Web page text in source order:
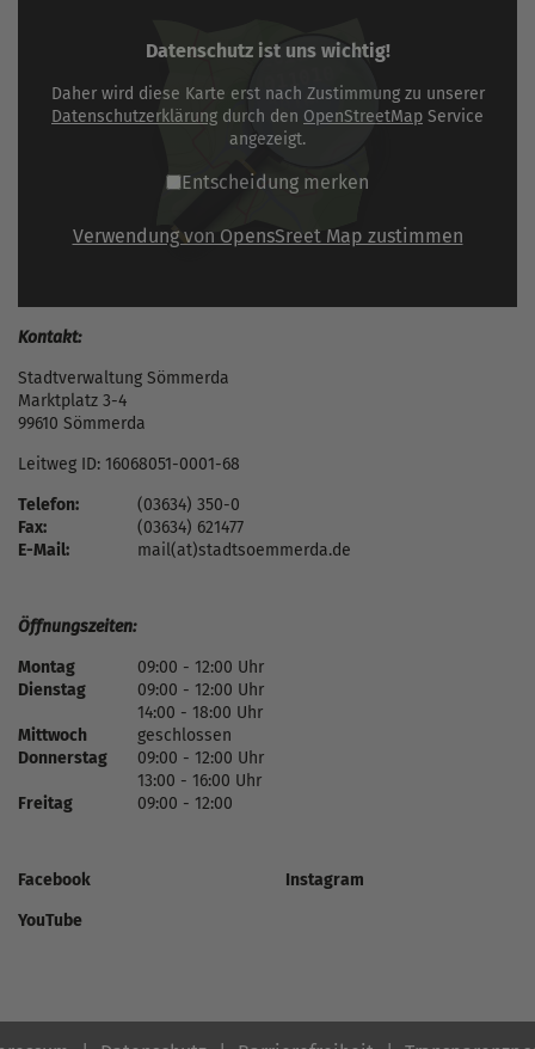
Datenschutz ist uns wichtig!
Daher wird diese Karte erst nach Zustimmung zu unserer
Datenschutzerklärung durch den OpenStreetMap Service
angezeigt.
Entscheidung merken
Verwendung von OpensSreet Map zustimmen
Kontakt:
Stadtverwaltung Sömmerda
Marktplatz 3-4
99610 Sömmerda
Leitweg ID: 16068051-0001-68
Telefon:
(03634) 350-0
Fax:
(03634) 621477
E-Mail:
mail(at)stadtsoemmerda.de
Öffnungszeiten:
Montag
09:00 - 12:00 Uhr
Dienstag
09:00 - 12:00 Uhr
14:00 - 18:00 Uhr
Mittwoch
geschlossen
Donnerstag
09:00 - 12:00 Uhr
13:00 - 16:00 Uhr
Freitag
09:00 - 12:00
Facebook
Instagram
YouTube